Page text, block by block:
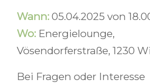
Wann: 05.04.2025 von
Wo: Energielounge,
Vösendorferstraße, 1230
Bei Fragen oder Interesse